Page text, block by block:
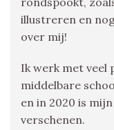
illustreren en
over mij!
Ik werk met veel
middelbare
en in 2020 is mijn
verschenen.